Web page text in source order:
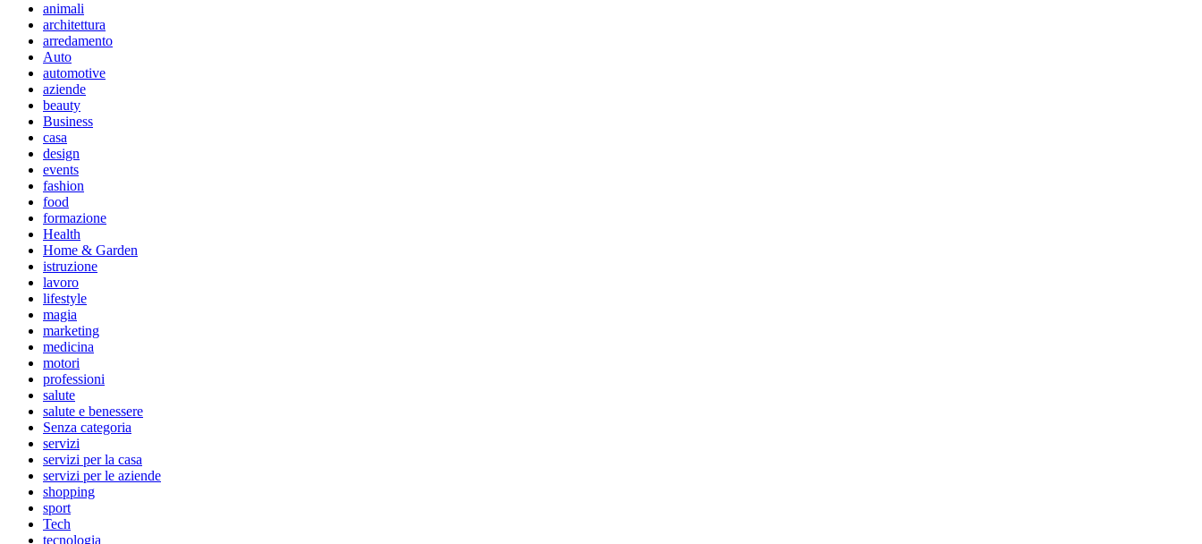
animali
architettura
arredamento
Auto
automotive
aziende
beauty
Business
casa
design
events
fashion
food
formazione
Health
Home & Garden
istruzione
lavoro
lifestyle
magia
marketing
medicina
motori
professioni
salute
salute e benessere
Senza categoria
servizi
servizi per la casa
servizi per le aziende
shopping
sport
Tech
tecnologia